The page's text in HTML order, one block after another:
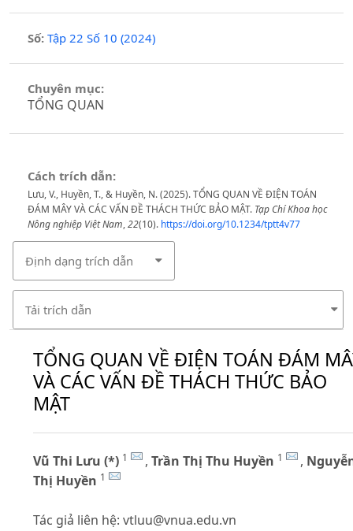
Số: Tập 22 Số 10 (2024)
Chuyên mục:
TỔNG QUAN
Cách trích dẫn:
Lưu, V., Huyền, T., & Huyền, N. (2025). TỔNG QUAN VỀ ĐIỆN TOÁN
ĐÁM MÂY VÀ CÁC VẤN ĐỀ THÁCH THỨC BẢO MẬT. Tạp Chí Khoa học
Nông nghiệp Việt Nam,22(10). https://doi.org/10.1234/tptt4v77
Định dạng trích dẫn
Tải trích dẫn
TỔNG QUAN VỀ ĐIỆN TOÁN ĐÁM
VÀ CÁC VẤN ĐỀ THÁCH THỨC BẢO
MẬT
Vũ Thi Lưu (*) 1 , Trần Thị Thu Huyền 1 ,
Thị Huyền 1
Tác giả liên hệ: vtluu@vnua.edu.vn